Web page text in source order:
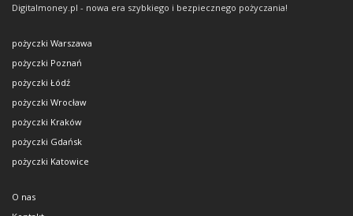
Digitalmoney.pl - nowa era szybkiego i bezpiecznego pożyczania!
pożyczki Warszawa
pożyczki Poznań
pożyczki Łódź
pożyczki Wrocław
pożyczki Kraków
pożyczki Gdańsk
pożyczki Katowice
O nas